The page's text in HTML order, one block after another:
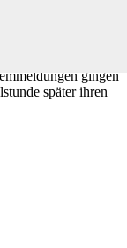
gingen
später ihren